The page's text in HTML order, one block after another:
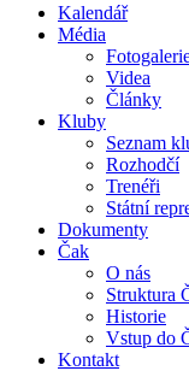
Kalendář
Média
Videa
Články
Kluby
Seznam
Rozhodčí
Trenéři
Státní
Dokumenty
Čak
O nás
Struktura
Historie
Vstup do
Kontakt